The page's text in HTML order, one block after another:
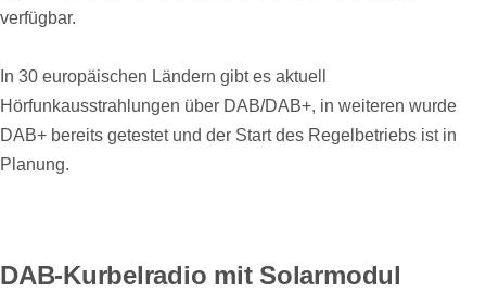
verfügbar.
In 30 europäischen Ländern gibt es aktuell
Hörfunkausstrahlungen über DAB/DAB+, in weiteren wurde
DAB+ bereits getestet und der Start des Regelbetriebs ist in
Planung.
DAB-Kurbelradio mit Solarmodul